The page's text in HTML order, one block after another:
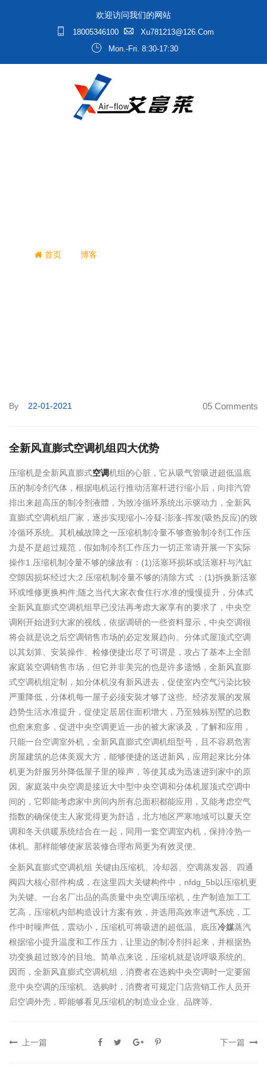
欢迎访问我们的网站
18005346100
Xu781213@126.com
Mon.-Fri. 8:30-17:30
首页/ 博客
By 22-01-2021 05 Comments
全新风直膨式空调机组四大优势
压缩机是全新风直膨式空调机组的心脏，它从吸气管吸进超低温底
压的制冷剂汽体，根据电机运行推动活塞杆进行缩小后，向排汽管
排出来超高压的制冷剂液體，为致冷循环系统出示驱动力，全新风
直膨式空调机组厂家，逐步实现缩小-冷疑-澎涨-挥发(吸热反应)的致
冷循环系统。其机械故障之一压缩机制冷量不够查验制冷剂工作压
力是不是超过规范，假如制冷剂工作压力一切正常请开展一下实际
操作1.压缩机制冷量不够的缘故有：(1)活塞环损坏或活塞杆与汽缸
空隙因损坏经过大;2.压缩机制冷量不够的清除方式 ：(1)拆换新活塞
环或维修更换构件;随之当代大家衣食住行水准的慢慢提升，分体式
全新风直膨式空调机组早已没法再考虑大家享有的要求了，中央空
调刚开始进到大家的视线，依据调研的一些资料显示，中央空调很
将会就是说之后空调销售市场的必定发展趋向。分体式屋顶式空调
以其划算、安装操作、检修便捷出尽了可谓是，攻占了基本上全部
家庭装空调销售市场，但它并非美完的也是许多遗憾，全新风直膨
式空调机组定制，如分体机沒有新风进去，促使室内空气污染比较
严重降低，分体机每一屋子必须安裝才够了这些。经济发展的发展
趋势生活水准提升，促使定居居住面积增大，乃至独栋别墅的总数
也愈来愈多，促进中央空调更近一步的被大家谈及，了解和应用，
只能一台空调室外机，全新风直膨式空调机组型号，且不容易危害
房屋建筑的总体美观大方，能够便捷的送进新风，应用起來比分体
机更为舒服另外降低屋子里的噪声，等使其成为迅速进到家中的原
因。家庭装中央空调是接近大中型中央空调和分体机屋顶式空调中
间的，它即能考虑家中房间内所有总面积都能应用，又能考虑空气
指数的确保使主人家觉得更为舒适，北方地区严寒地域可以夏天空
调和冬天供暖系统结合在一起，同用一套空调室内机，保持冷热一
体机。那样能够使家居装修合理布局更为有效灵便。
全新风直膨式空调机组 关键由压缩机、冷却器、空调蒸发器、四通
阀四大核心部件构成，在这里四大关键构件中，nfdg_5b以压缩机更
为关键。一台名厂出品的高质量中央空调压缩机，生产制造加工工
艺高，压缩机内部构造设计方案有效，并选用高效率进气系统，工
作中时噪声低，震动小，压缩机可将吸进的超低温、底压冷媒蒸汽
根据缩小提升温度和工作压力，让里边的制冷剂抖起来，并根据热
功变换超过致冷的目地。简单点来说，压缩机就是说呼吸系统的。
因而，全新风直膨式空调机组，消费者在选购中央空调时一定要留
意中央空调的压缩机。选购时，消费者可规定门店营销工作人员开
启空调外壳，即能够看见压缩机的制造业企业、品牌等。
上一篇 下一篇